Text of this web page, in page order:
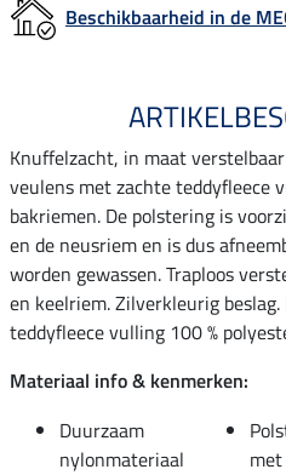
Beschikbaarheid in de
Knuffelzacht, in maat
veulens met zachte teddyfleece
bakriemen. De polstering is
en de neusriem en is dus
worden gewassen. Traploos
en keelriem. Zilverkleurig
teddyfleece vulling 100 %
Materiaal info & kenmerken:
Duurzaam
nylonmateriaal